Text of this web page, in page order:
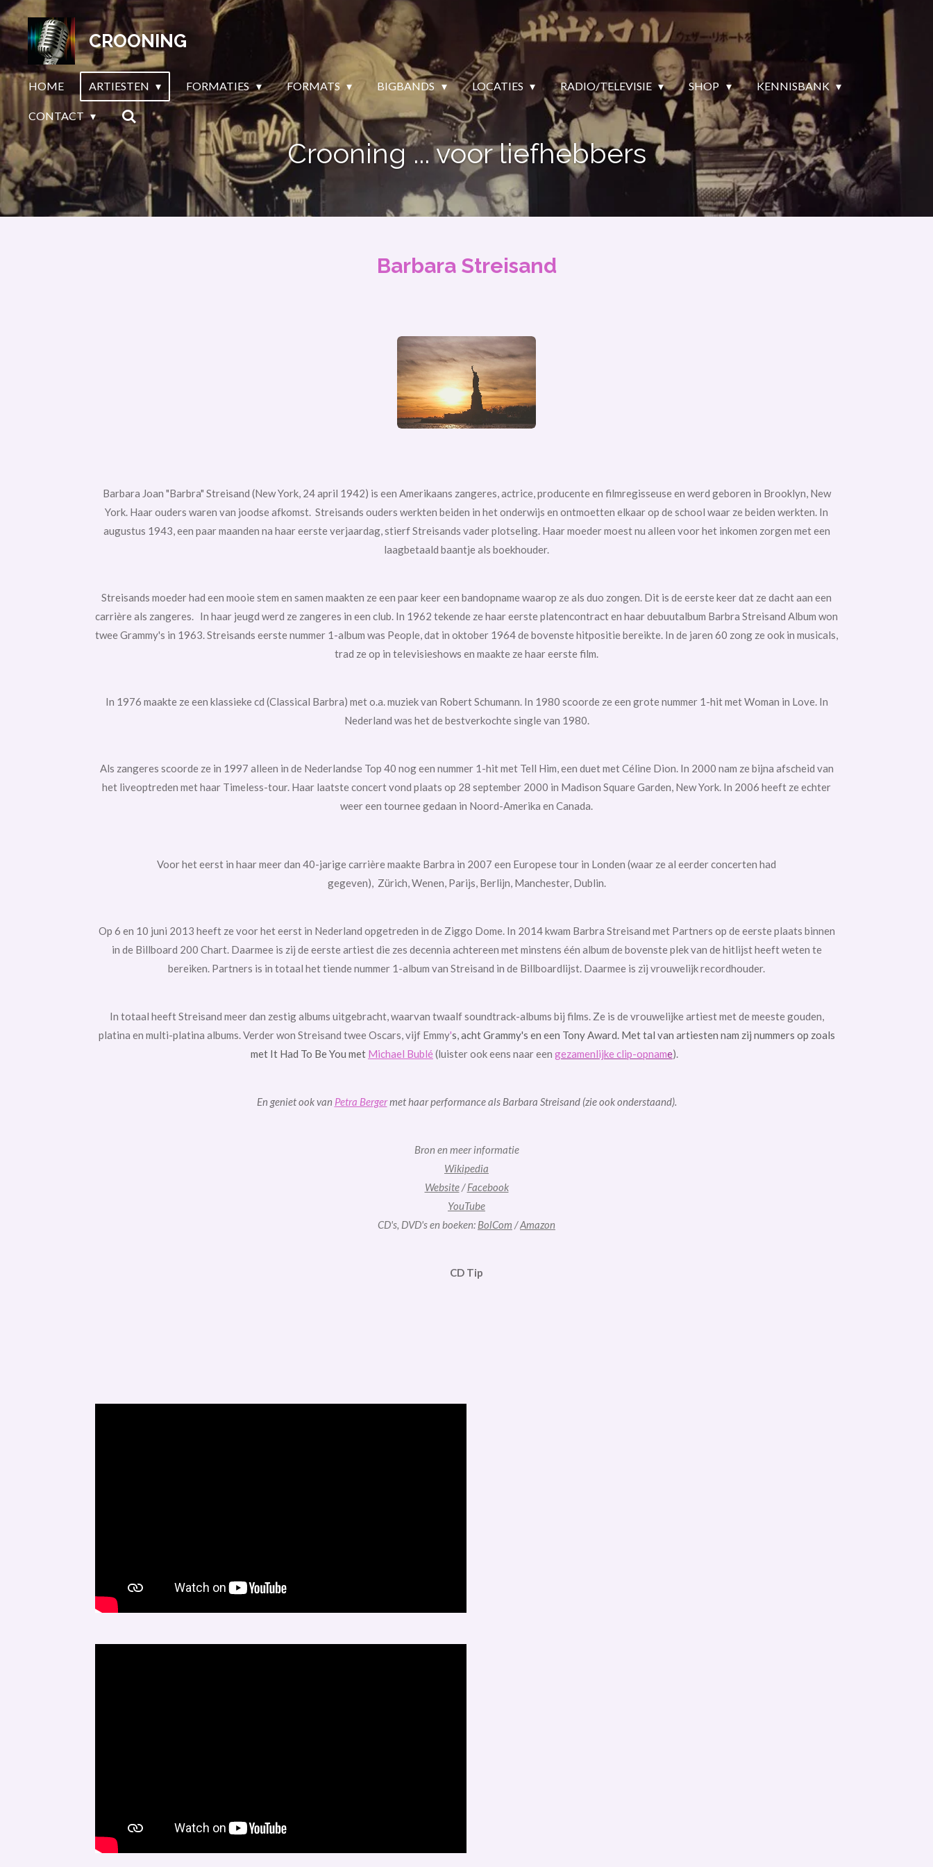
Ga
direct
naar
de
hoofdinhoud
CROONING
HOME ARTIESTEN FORMATIES FORMATS BIGBANDS LOCATIES RADIO/TELEVISIE SHOP KENNISBANK
CONTACT
Crooning ... voor liefhebbers
Barbara Streisand
Barbara Joan "Barbra" Streisand (New York, 24 april 1942) is een Amerikaans zangeres,actrice,producenteen filmregisseuse en werd geboren in Brooklyn, New
York. Haar ouders waren van joodseafkomst. Streisands ouders werkten beiden in het onderwijs en ontmoetten elkaar op de school waar ze beiden werkten. In
augustus 1943, een paar maanden na haar eerste verjaardag, stierf Streisands vader plotseling. Haar moeder moest nu alleen voor het inkomen zorgen met een
laagbetaald baantje als boekhouder.
Streisands moeder had een mooie stem en samen maakten ze een paar keer een bandopname waarop ze als duo zongen. Dit is de eerste keer dat ze dacht aan een
carrière als zangeres. In haar jeugd werd ze zangeres in een club. In 1962 tekende ze haar eerste platencontract en haardebuutalbum Barbra Streisand Album won
twee Grammy's in 1963. Streisands eerste nummer 1-album was People, dat in oktober 1964 de bovenste hitpositie bereikte. In de jaren 60 zong ze ook in musicals,
trad ze op in televisieshows en maakte ze haar eerste film.
In 1976 maakte ze een klassieke cd (Classical Barbra) met o.a. muziek van Robert Schumann. In 1980 scoorde ze een grotenummer 1-hit metWoman in Love. In
Nederland was het de bestverkochte single van 1980.
Als zangeres scoorde ze in 1997 alleen in de Nederlandse Top 40 nog een nummer 1-hit met Tell Him, een duet metCéline Dion. In 2000 nam ze bijna afscheid van
het liveoptreden met haar Timeless-tour. Haar laatste concert vond plaats op 28 september 2000 in Madison Square Garden, New York. In 2006 heeft ze echter
weer een tournee gedaan in Noord-Amerika en Canada.
Voor het eerst in haar meer dan 40-jarige carrière maakte Barbra in 2007 een Europese tour in Londen (waar ze al eerder concerten had
gegeven), Zürich,Wenen, Parijs, Berlijn, Manchester, Dublin.
Op 6 en 10 juni 2013 heeft ze voor het eerst in Nederland opgetreden in de Ziggo Dome. In 2014 kwam Barbra Streisand met Partners op de eerste plaats binnen
in de Billboard 200 Chart. Daarmee is zij de eerste artiest die zes decennia achtereen met minstens één album de bovenste plek van de hitlijst heeft weten te
bereiken. Partners is in totaal het tiende nummer 1-album van Streisand in de Billboardlijst. Daarmee is zij vrouwelijk recordhouder.
In totaal heeft Streisand meer dan zestig albums uitgebracht, waarvan twaalfsoundtrack-albums bij films. Ze is de vrouwelijke artiest met de meeste gouden,
platina en multi-platina albums. Verder won Streisand tweeOscars, vijf Emmy's, acht Grammy's en een Tony Award. Met tal van artiesten nam zij nummers op zoals
met It Had To Be You met Michael Bublé (luister ook eens naar een gezamenlijke clip-opname).
En geniet ook van Petra Bergermet haar performance als Barbara Streisand (zie ook onderstaand).
Bron en meer informatie
Wikipedia
Website/Facebook
YouTube
CD's, DVD's en boeken: BolCom /Amazon
CD Tip